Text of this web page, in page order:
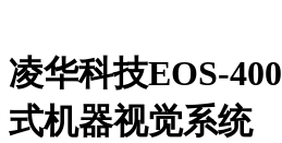
凌华科技EOS-
式机器视觉系统